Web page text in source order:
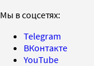
Мы в соцсетях:
Telegram
ВКонтакте
YouTube